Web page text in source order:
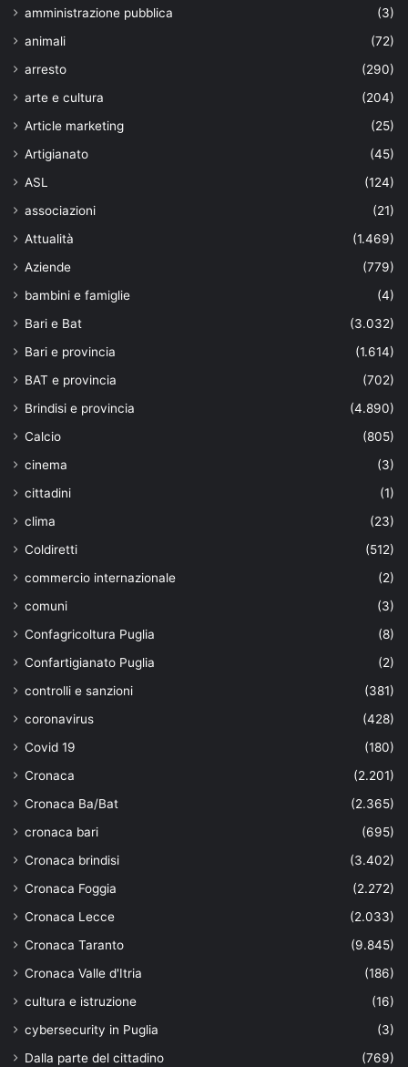
amministrazione pubblica
(3)
animali
(72)
arresto
(290)
arte e cultura
(204)
Article marketing
(25)
Artigianato
(45)
ASL
(124)
associazioni
(21)
Attualità
(1.469)
Aziende
(779)
bambini e famiglie
(4)
Bari e Bat
(3.032)
Bari e provincia
(1.614)
BAT e provincia
(702)
Brindisi e provincia
(4.890)
Calcio
(805)
cinema
(3)
cittadini
(1)
clima
(23)
Coldiretti
(512)
commercio internazionale
(2)
comuni
(3)
Confagricoltura Puglia
(8)
Confartigianato Puglia
(2)
controlli e sanzioni
(381)
coronavirus
(428)
Covid 19
(180)
Cronaca
(2.201)
Cronaca Ba/Bat
(2.365)
cronaca bari
(695)
Cronaca brindisi
(3.402)
Cronaca Foggia
(2.272)
Cronaca Lecce
(2.033)
Cronaca Taranto
(9.845)
Cronaca Valle d'Itria
(186)
cultura e istruzione
(16)
cybersecurity in Puglia
(3)
Dalla parte del cittadino
(769)